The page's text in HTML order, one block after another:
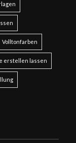
Volltonfarben
erstellen lassen